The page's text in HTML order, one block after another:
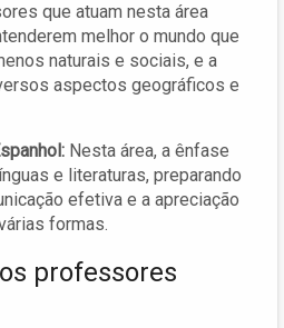
que atuam nesta área
melhor o mundo que
naturais e sociais, e a
aspectos geográficos e
Nesta área, a ênfase
e literaturas, preparando
efetiva e a apreciação
formas.
professores